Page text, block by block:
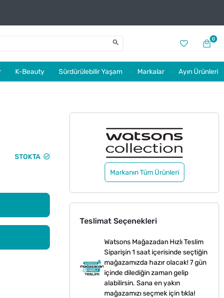
0
K-Beauty Sürdürülebilir Yaşam Markalar Ayın Ürünleri
STOKTA
Markanın Tüm Ürünleri
Teslimat Seçenekleri
Watsons Mağazadan Hızlı Teslim
Siparişin 1 saat içerisinde seçtiğin
mağazamızda hazır olacak! 7 gün
içinde dilediğin zaman gelip
alabilirsin. Sana en yakın
mağazamızı seçmek için tıkla!